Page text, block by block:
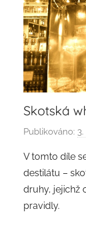
Skotská
Publikováno:
V tomto díle
destilátu –
druhy, jejichž
pravidly.